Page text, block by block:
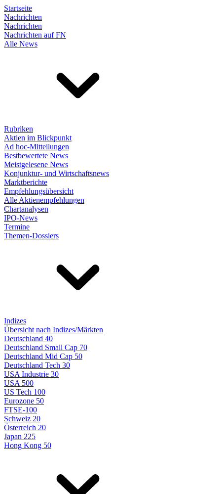
Startseite
Nachrichten
Nachrichten
Nachrichten auf FN
Alle News
Rubriken
Aktien im Blickpunkt
Ad hoc-Mitteilungen
Bestbewertete News
Meistgelesene News
Konjunktur- und Wirtschaftsnews
Marktberichte
Empfehlungsübersicht
Alle Aktienempfehlungen
Chartanalysen
IPO-News
Termine
Themen-Dossiers
Indizes
Übersicht nach Indizes/Märkten
Deutschland 40
Deutschland Small Cap 70
Deutschland Mid Cap 50
Deutschland Tech 30
USA Industrie 30
USA 500
US Tech 100
Eurozone 50
FTSE-100
Schweiz 20
Österreich 20
Japan 225
Hong Kong 50